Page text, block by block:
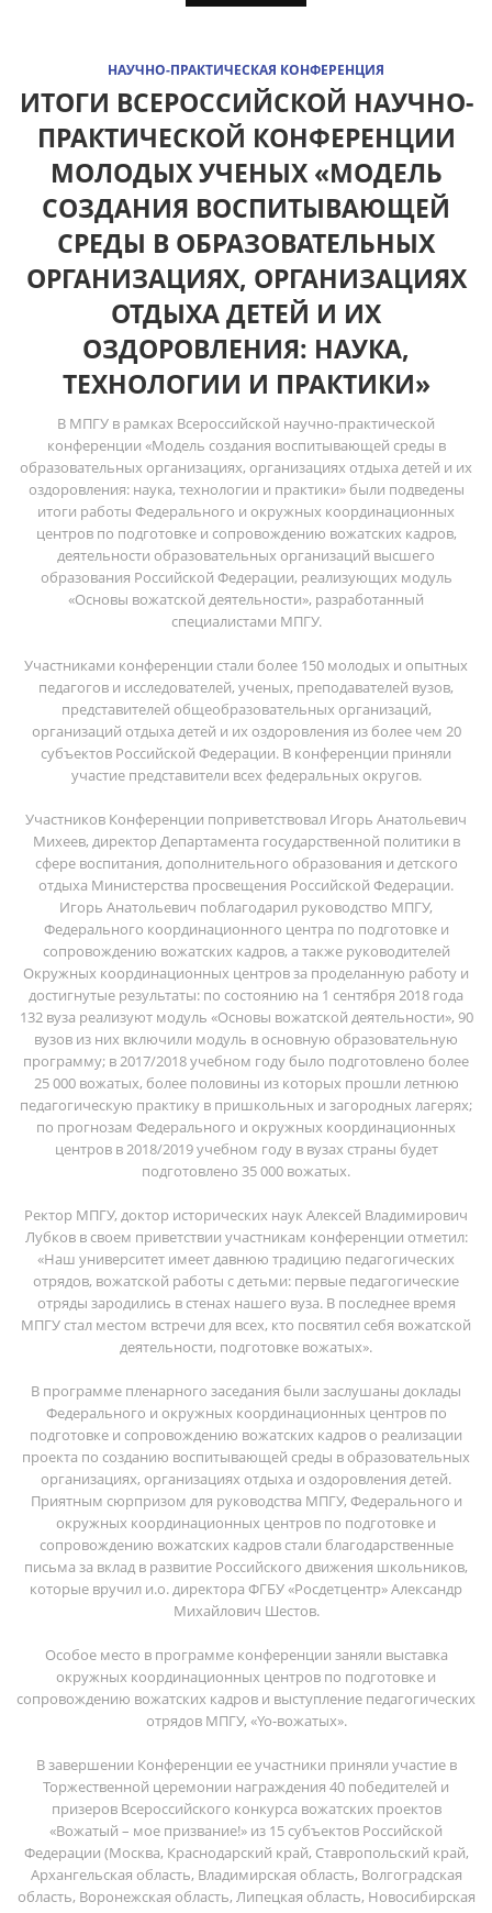
НАУЧНО-ПРАКТИЧЕСКАЯ КОНФЕРЕНЦИЯ
ИТОГИ ВСЕРОССИЙСКОЙ НАУЧНО-
ПРАКТИЧЕСКОЙ КОНФЕРЕНЦИИ
МОЛОДЫХ УЧЕНЫХ «МОДЕЛЬ
СОЗДАНИЯ ВОСПИТЫВАЮЩЕЙ
СРЕДЫ В ОБРАЗОВАТЕЛЬНЫХ
ОРГАНИЗАЦИЯХ, ОРГАНИЗАЦИЯХ
ОТДЫХА ДЕТЕЙ И ИХ
ОЗДОРОВЛЕНИЯ: НАУКА,
ТЕХНОЛОГИИ И ПРАКТИКИ»
В МПГУ в рамках Всероссийской научно-практической
конференции «Модель создания воспитывающей среды в
образовательных организациях, организациях отдыха детей и их
оздоровления: наука, технологии и практики» были подведены
итоги работы Федерального и окружных координационных
центров по подготовке и сопровождению вожатских кадров,
деятельности образовательных организаций высшего
образования Российской Федерации, реализующих модуль
«Основы вожатской деятельности», разработанный
специалистами МПГУ.
Участниками конференции стали более 150 молодых и опытных
педагогов и исследователей, ученых, преподавателей вузов,
представителей общеобразовательных организаций,
организаций отдыха детей и их оздоровления из более чем 20
субъектов Российской Федерации. В конференции приняли
участие представители всех федеральных округов.
Участников Конференции поприветствовал Игорь Анатольевич
Михеев, директор Департамента государственной политики в
сфере воспитания, дополнительного образования и детского
отдыха Министерства просвещения Российской Федерации.
Игорь Анатольевич поблагодарил руководство МПГУ,
Федерального координационного центра по подготовке и
сопровождению вожатских кадров, а также руководителей
Окружных координационных центров за проделанную работу и
достигнутые результаты: по состоянию на 1 сентября 2018 года
132 вуза реализуют модуль «Основы вожатской деятельности», 90
вузов из них включили модуль в основную образовательную
программу; в 2017/2018 учебном году было подготовлено более
25 000 вожатых, более половины из которых прошли летнюю
педагогическую практику в пришкольных и загородных лагерях;
по прогнозам Федерального и окружных координационных
центров в 2018/2019 учебном году в вузах страны будет
подготовлено 35 000 вожатых.
Ректор МПГУ, доктор исторических наук Алексей Владимирович
Лубков в своем приветствии участникам конференции отметил:
«Наш университет имеет давнюю традицию педагогических
отрядов, вожатской работы с детьми: первые педагогические
отряды зародились в стенах нашего вуза. В последнее время
МПГУ стал местом встречи для всех, кто посвятил себя вожатской
деятельности, подготовке вожатых».
В программе пленарного заседания были заслушаны доклады
Федерального и окружных координационных центров по
подготовке и сопровождению вожатских кадров о реализации
проекта по созданию воспитывающей среды в образовательных
организациях, организациях отдыха и оздоровления детей.
Приятным сюрпризом для руководства МПГУ, Федерального и
окружных координационных центров по подготовке и
сопровождению вожатских кадров стали благодарственные
письма за вклад в развитие Российского движения школьников,
которые вручил и.о. директора ФГБУ «Росдетцентр» Александр
Михайлович Шестов.
Особое место в программе конференции заняли выставка
окружных координационных центров по подготовке и
сопровождению вожатских кадров и выступление педагогических
отрядов МПГУ, «Yo-вожатых».
В завершении Конференции ее участники приняли участие в
Торжественной церемонии награждения 40 победителей и
призеров Всероссийского конкурса вожатских проектов
«Вожатый – мое призвание!» из 15 субъектов Российской
Федерации (Москва, Краснодарский край, Ставропольский край,
Архангельская область, Владимирская область, Волгоградская
область, Воронежская область, Липецкая область, Новосибирская